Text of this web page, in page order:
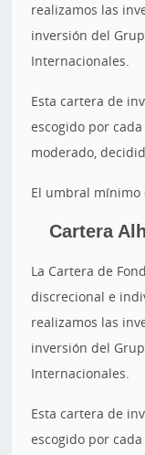
realizamos las
inversión del
Internacionales.
Esta cartera de
escogido por
moderado,
El umbral mínimo
Cartera
La Cartera de
discrecional e
realizamos las
inversión del
Internacionales.
Esta cartera de
escogido por